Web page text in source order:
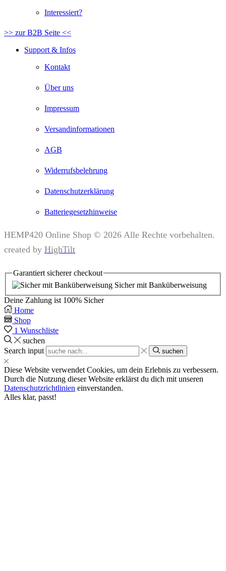
Interessiert?
>> zur B2B Seite <<
Support & Infos
Kontakt
Über uns
Impressum
Versandinformationen
AGB
Widerrufsbelehrung
Datenschutzerklärung
Batteriegesetzhinweise
HEMP420 Online Shop © 2026 Alle Rechte vorbehalten.
created by HighTilt
Garantiert sicherercheckout
Sicher mit Banküberweisung
Deine Zahlung ist 100% Sicher
Home
Shop
1 Wunschliste
suchen
Search input
suchen
Diese Website verwendet Cookies, um dein Erlebnis zu verbessern.
Durch die Nutzung dieser Website erklärst du dich mit unseren
Datenschutzrichtlinien einverstanden.
Alles klar, passt!